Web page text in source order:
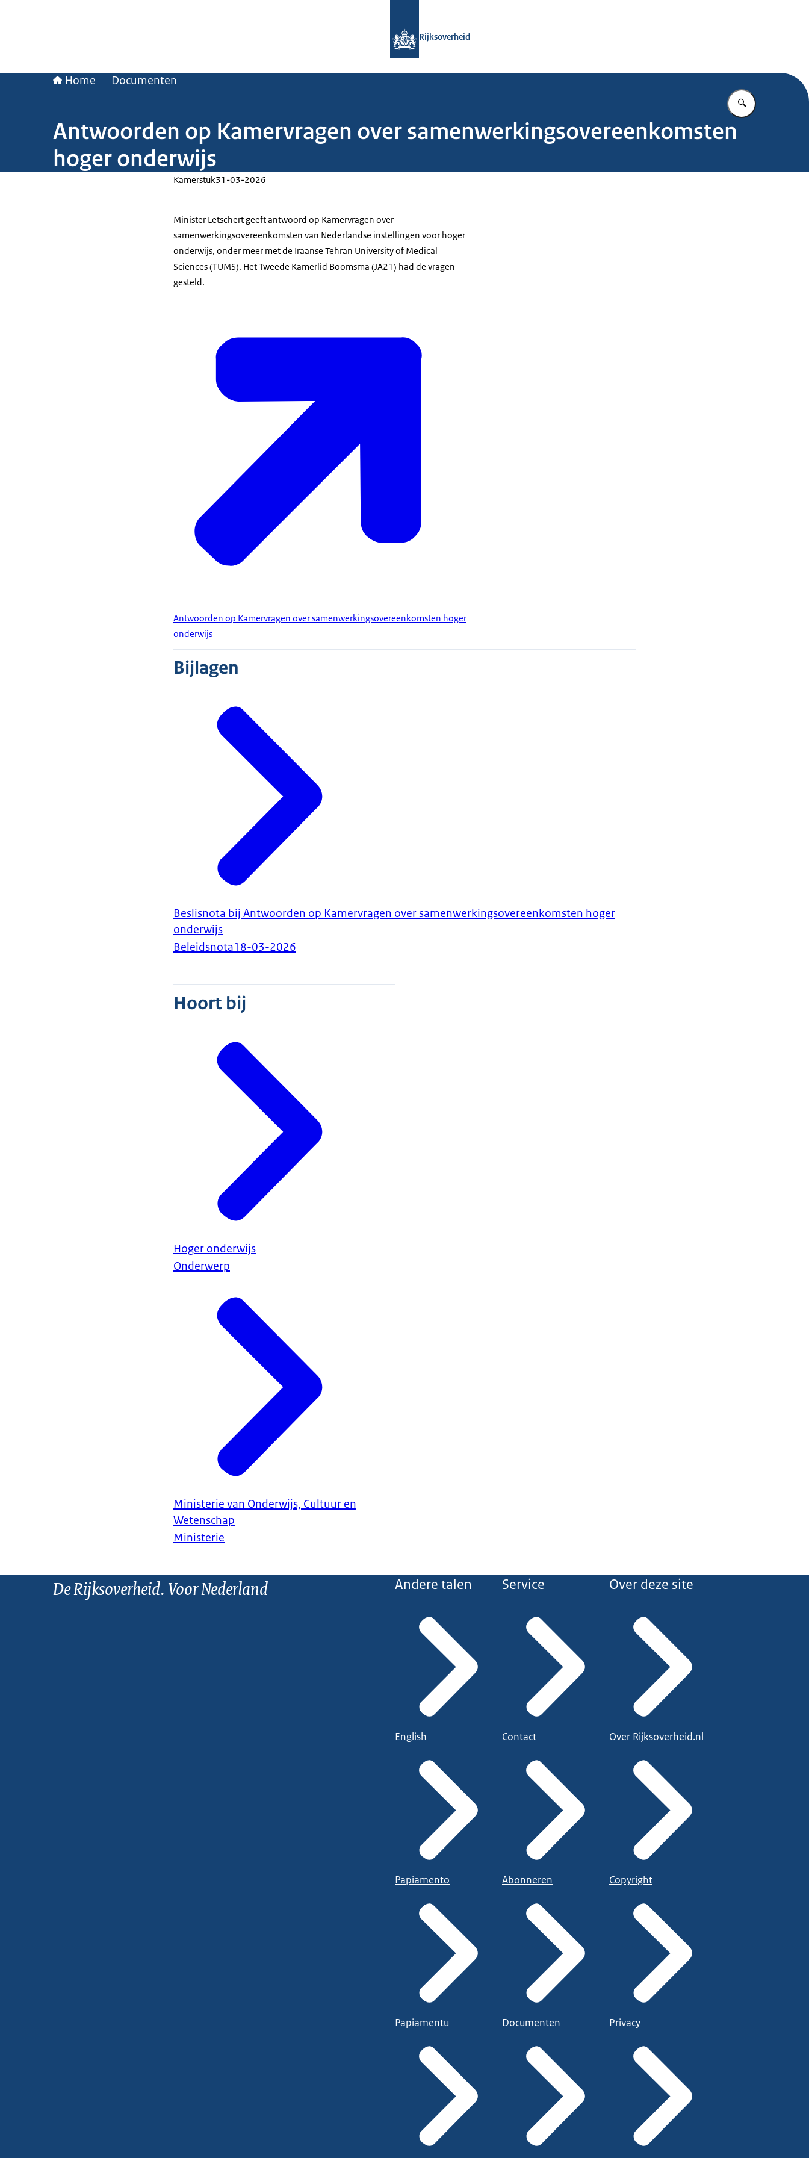
Rijksoverheid
Home Documenten
Vul in wat u
Antwoorden op Kamervragen over samenwerkingsovereenkomsten
hoger onderwijs
Kamerstuk31-03-2026
Minister Letschert geeft antwoord op Kamervragen over
samenwerkingsovereenkomsten van Nederlandse instellingen voor hoger
onderwijs, onder meer met de Iraanse Tehran University of Medical
Sciences (TUMS). Het Tweede Kamerlid Boomsma (JA21) had de vragen
gesteld.
Antwoorden op Kamervragen over samenwerkingsovereenkomsten hoger
onderwijs
Bijlagen
Beslisnota bij Antwoorden op Kamervragen over samenwerkingsovereenkomsten hoger
onderwijs
Beleidsnota18-03-2026
Hoort bij
Hoger onderwijs
Onderwerp
Ministerie van Onderwijs, Cultuur en
Wetenschap
Ministerie
De Rijksoverheid. Voor Nederland Andere talen
English
Papiamento
Papiamentu
Service
Contact
Abonneren
Documenten
Over deze site
Over Rijksoverheid.nl
Copyright
Privacy